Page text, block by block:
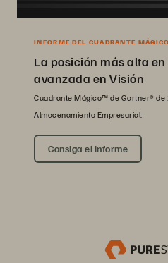
INFORME DEL CUADRANTE
La posición más alta
avanzada en Visión
Cuadrante Mágico™ de Gartner® de
Almacenamiento Empresarial.
Consiga el informe